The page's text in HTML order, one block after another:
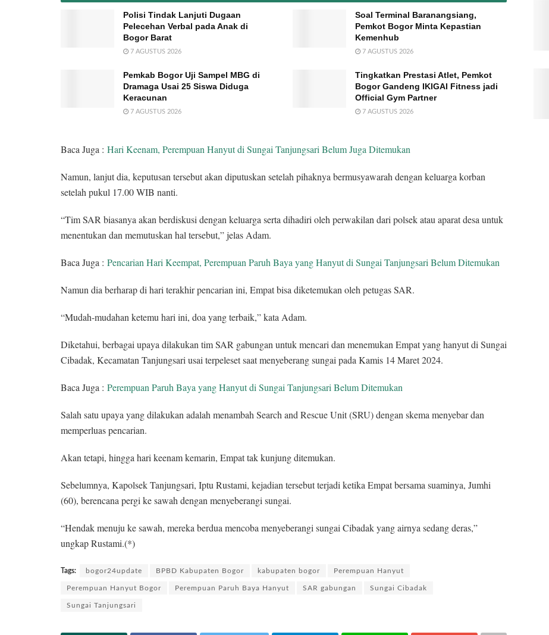
Polisi Tindak Lanjuti Dugaan
Pelecehan Verbal pada Anak di
Bogor Barat
7 AGUSTUS 2026
Soal Terminal Baranangsiang,
Pemkot Bogor Minta Kepastian
Kemenhub
7 AGUSTUS 2026
Pemkab Bogor Uji Sampel MBG di
Dramaga Usai 25 Siswa Diduga
Keracunan
7 AGUSTUS 2026
Tingkatkan Prestasi Atlet, Pemkot
Bogor Gandeng IKIGAI Fitness jadi
Official Gym Partner
7 AGUSTUS 2026
Baca Juga : Hari Keenam, Perempuan Hanyut di Sungai Tanjungsari Belum Juga Ditemukan
Namun, lanjut dia, keputusan tersebut akan diputuskan setelah pihaknya bermusyawarah dengan keluarga korban
setelah pukul 17.00 WIB nanti.
“Tim SAR biasanya akan berdiskusi dengan keluarga serta dihadiri oleh perwakilan dari polsek atau aparat desa untuk
menentukan dan memutuskan hal tersebut,” jelas Adam.
Baca Juga : Pencarian Hari Keempat, Perempuan Paruh Baya yang Hanyut di Sungai Tanjungsari Belum Ditemukan
Namun dia berharap di hari terakhir pencarian ini, Empat bisa diketemukan oleh petugas SAR.
“Mudah-mudahan ketemu hari ini, doa yang terbaik,” kata Adam.
Diketahui, berbagai upaya dilakukan tim SAR gabungan untuk mencari dan menemukan Empat yang hanyut di Sungai
Cibadak, Kecamatan Tanjungsari usai terpeleset saat menyeberang sungai pada Kamis 14 Maret 2024.
Baca Juga : Perempuan Paruh Baya yang Hanyut di Sungai Tanjungsari Belum Ditemukan
Salah satu upaya yang dilakukan adalah menambah Search and Rescue Unit (SRU) dengan skema menyebar dan
memperluas pencarian.
Akan tetapi, hingga hari keenam kemarin, Empat tak kunjung ditemukan.
Sebelumnya, Kapolsek Tanjungsari, Iptu Rustami, kejadian tersebut terjadi ketika Empat bersama suaminya, Jumhi
(60), berencana pergi ke sawah dengan menyeberangi sungai.
“Hendak menuju ke sawah, mereka berdua mencoba menyeberangi sungai Cibadak yang airnya sedang deras,”
ungkap Rustami.(*)
Tags: bogor24update BPBD Kabupaten Bogor kabupaten bogor Perempuan Hanyut
Perempuan Hanyut Bogor Perempuan Paruh Baya Hanyut SAR gabungan Sungai Cibadak
Sungai Tanjungsari